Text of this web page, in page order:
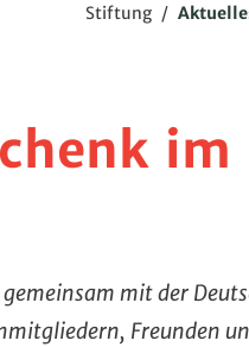
Stiftung /
im
mit der
Freunden